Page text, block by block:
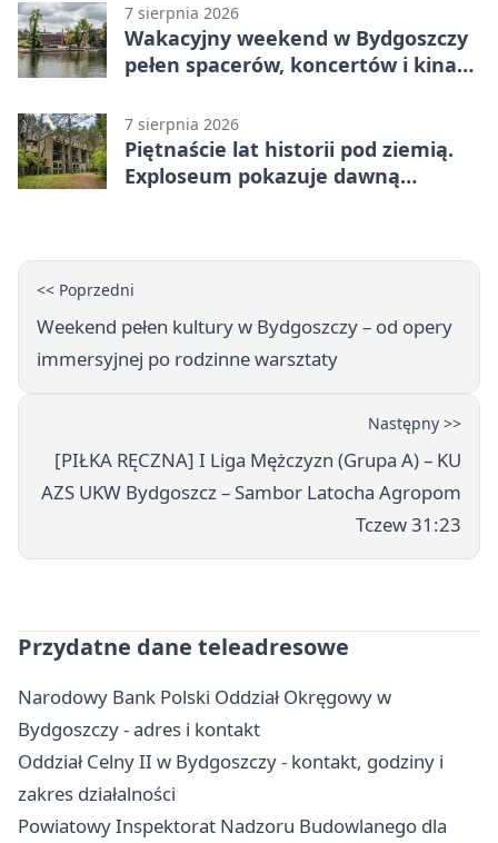
7 sierpnia 2026
Wakacyjny weekend w Bydgoszczy
pełen spacerów, koncertów i kina
7 sierpnia 2026
Piętnaście lat historii pod ziemią.
Exploseum pokazuje dawną
<< Poprzedni
Weekend pełen kultury w Bydgoszczy – od opery
immersyjnej po rodzinne warsztaty
Następny >>
[PIŁKA RĘCZNA] I Liga Mężczyzn (Grupa A) – KU
AZS UKW Bydgoszcz – Sambor Latocha Agropom
Tczew 31:23
Przydatne dane teleadresowe
Narodowy Bank Polski Oddział Okręgowy w
Bydgoszczy - adres i kontakt
Oddział Celny II w Bydgoszczy - kontakt, godziny i
zakres działalności
Powiatowy Inspektorat Nadzoru Budowlanego dla